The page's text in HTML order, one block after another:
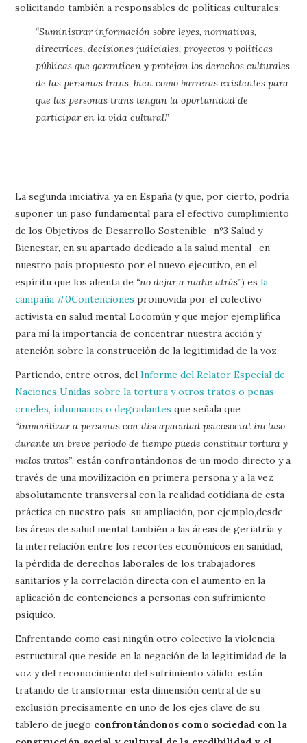
solicitando también a responsables de políticas culturales:
“Suministrar información sobre leyes, normativas,
directrices, decisiones judiciales, proyectos y políticas
públicas que garanticen y protejan los derechos culturales
de las personas trans, bien como barreras existentes para
que las personas trans tengan la oportunidad de
participar en la vida cultural.”
La segunda iniciativa, ya en España (y que, por cierto, podría
suponer un paso fundamental para el efectivo cumplimiento
de los Objetivos de Desarrollo Sostenible -nº3 Salud y
Bienestar, en su apartado dedicado a la salud mental- en
nuestro país propuesto por el nuevo ejecutivo, en el
espíritu que los alienta de “no dejar a nadie atrás”) esla
campaña #0Contenciones promovida por el colectivo
activista en salud mental Locomún y que mejor ejemplifica
para mí la importancia de concentrar nuestra acción y
atención sobre la construcción de la legitimidad de la voz.
Partiendo, entre otros, delInforme del Relator Especial de
Naciones Unidas sobre la tortura y otros tratos o penas
crueles, inhumanos o degradantes que señala que
“inmovilizar a personas con discapacidad psicosocial incluso
durante un breve período de tiempo puede constituir tortura y
malos tratos”, están confrontándonos de un modo directo y a
través de una movilización en primera persona y a la vez
absolutamente transversal con la realidad cotidiana de esta
práctica en nuestro país, su ampliación, por ejemplo,desde
las áreas de salud mental también a las áreas de geriatría y
la interrelación entre los recortes económicos en sanidad,
la pérdida de derechos laborales de los trabajadores
sanitarios y la correlación directa con el aumento en la
aplicación de contenciones a personas con sufrimiento
psíquico.
Enfrentando como casi ningún otro colectivo la violencia
estructural que reside en la negación de la legitimidad de la
voz y del reconocimiento del sufrimiento válido, están
tratando de transformar esta dimensión central de su
exclusión precisamente en uno de los ejes clave de su
tablero de juego confrontándonos como sociedad con la